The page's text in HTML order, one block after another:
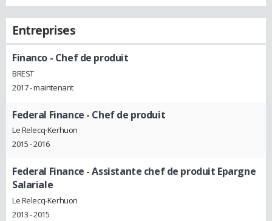
Entreprises
Financo - Chef de produit
BREST
2017 - maintenant
Federal Finance - Chef de produit
Le Relecq-Kerhuon
2015 - 2016
Federal Finance - Assistante chef de produit Epargne
Salariale
Le Relecq-Kerhuon
2013 - 2015